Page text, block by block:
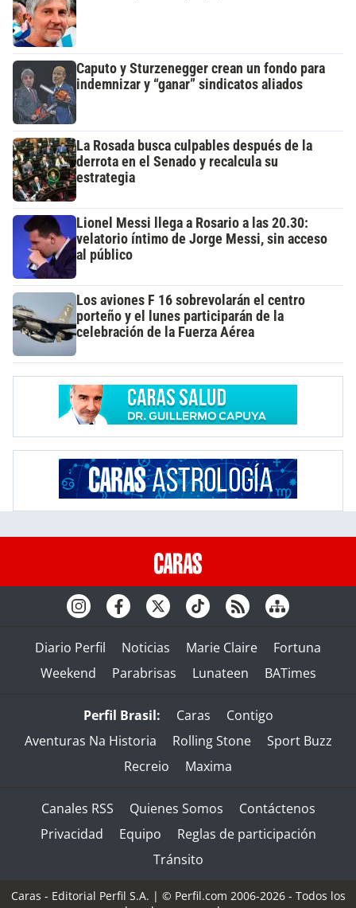
Caputo y Sturzenegger crean un fondo para
indemnizar y “ganar” sindicatos aliados
La Rosada busca culpables después de la
derrota en el Senado y recalcula su
estrategia
Lionel Messi llega a Rosario a las 20.30:
velatorio íntimo de Jorge Messi, sin acceso
al público
Los aviones F 16 sobrevolarán el centro
porteño y el lunes participarán de la
celebración de la Fuerza Aérea
Diario Perfil Noticias Marie Claire
Fortuna
Weekend
Parabrisas Lunateen BATimes
Perfil Brasil: Caras
Contigo
Aventuras Na Historia
Rolling Stone
Sport Buzz
Recreio
Maxima
Canales RSS Quienes Somos
Contáctenos
Privacidad
Equipo
Reglas de participación
Tránsito
Caras - Editorial Perfil S.A. | © Perfil.com 2006-2026 - Todos los